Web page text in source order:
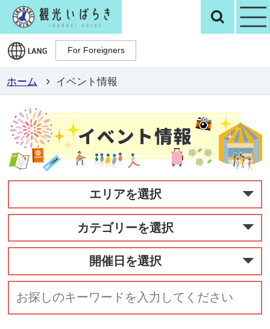
観光いばらき検
For Foreigners
For Foreigners
ホーム イベント情報
エリアを選択
カテゴリーを選択
開催日を選択